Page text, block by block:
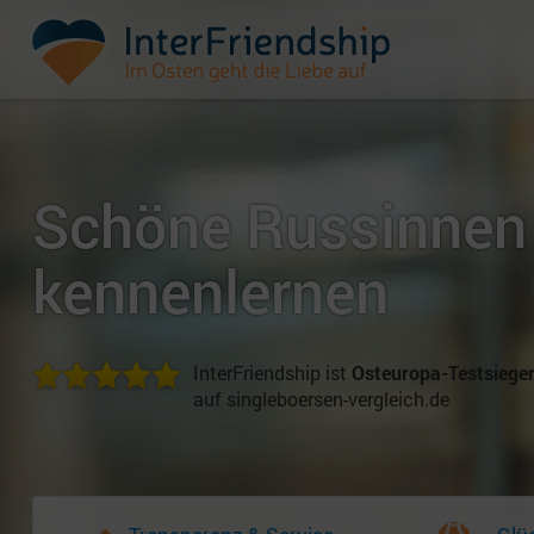
Schöne Russinnen
kennenlernen
InterFriendship ist Osteuropa-Testsieger
auf singleboersen-vergleich.de